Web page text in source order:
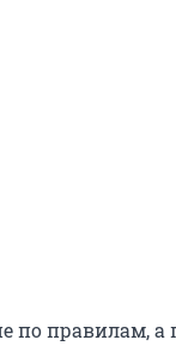
по правилам,